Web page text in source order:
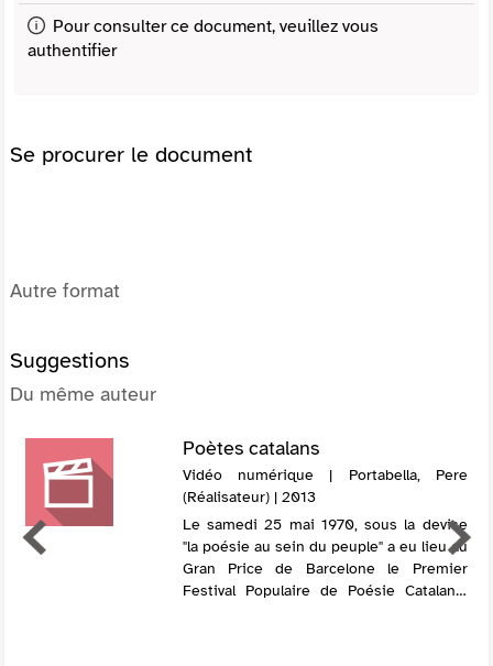
Pour consulter ce document, veuillez vous
authentifier
Se procurer le document
Autre format
Suggestions
Du même auteur
Poètes catalans
Vidéo numérique | Portabella, Pere
(Réalisateur) | 2013
Le samedi 25 mai 1970, sous la devise
"la poésie au sein du peuple" a eu lieu au
Gran Price de Barcelone le Premier
Festival Populaire de Poésie Catalane.